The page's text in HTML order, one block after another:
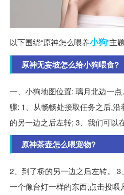
以下围绕“原神怎么喂养小狗”主
原神无妄坡怎么给小狗喂食?
一、小狗地图位置: 璃月北边一
骤: 1、从畅畅处接取任务之后,
的另一边之后左转; 3、我们可以
原神茶壶怎么喂宠物?
2、到了桥的另一边之后左转。
一个像台灯一样的东西,点击投喂